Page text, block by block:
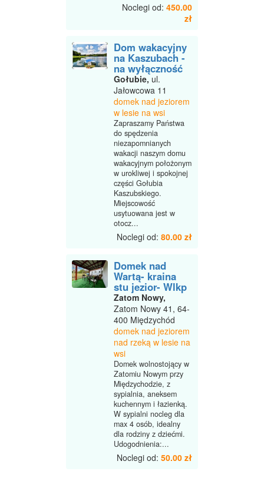
Noclegi od: 450.00
zł
Dom wakacyjny
na Kaszubach -
na wyłączność
Gołubie, ul.
Jałowcowa 11
domek nad jeziorem
w lesie na wsi
Zapraszamy Państwa
do spędzenia
niezapomnianych
wakacji naszym domu
wakacyjnym położonym
w urokliwej i spokojnej
części Gołubia
Kaszubskiego.
Miejscowość
usytuowana jest w
otocz...
Noclegi od: 80.00 zł
Domek nad
Wartą- kraina
stu jezior- Wlkp
Zatom Nowy,
Zatom Nowy 41, 64-
400 Międzychód
domek nad jeziorem
nad rzeką w lesie na
wsi
Domek wolnostojący w
Zatomiu Nowym przy
Międzychodzie, z
sypialnia, aneksem
kuchennym i łazienką.
W sypialni nocleg dla
max 4 osób, idealny
dla rodziny z dziećmi.
Udogodnienia:...
Noclegi od: 50.00 zł